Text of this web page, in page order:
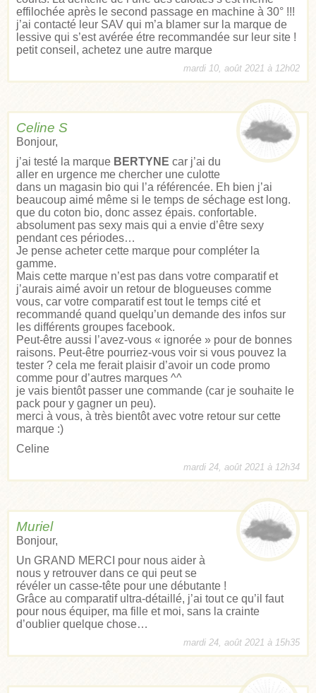
effilochée après le second passage en machine à 30° !!!
j’ai contacté leur SAV qui m’a blamer sur la marque de
lessive qui s’est avérée étre recommandée sur leur site !
petit conseil, achetez une autre marque
mardi 10, août 2021 à 12h02
Celine S
Bonjour,
j’ai testé la marque BERTYNE car j’ai du
aller en urgence me chercher une culotte
dans un magasin bio qui l’a référencée. Eh bien j’ai
beaucoup aimé même si le temps de séchage est long.
que du coton bio, donc assez épais. confortable.
absolument pas sexy mais qui a envie d’être sexy
pendant ces périodes…
Je pense acheter cette marque pour compléter la
gamme.
Mais cette marque n’est pas dans votre comparatif et
j’aurais aimé avoir un retour de blogueuses comme
vous, car votre comparatif est tout le temps cité et
recommandé quand quelqu’un demande des infos sur
les différents groupes facebook.
Peut-être aussi l’avez-vous « ignorée » pour de bonnes
raisons. Peut-être pourriez-vous voir si vous pouvez la
tester ? cela me ferait plaisir d’avoir un code promo
comme pour d’autres marques ^^
je vais bientôt passer une commande (car je souhaite le
pack pour y gagner un peu).
merci à vous, à très bientôt avec votre retour sur cette
marque :)
Celine
mardi 24, août 2021 à 12h34
Muriel
Bonjour,
Un GRAND MERCI pour nous aider à
nous y retrouver dans ce qui peut se
révéler un casse-tête pour une débutante !
Grâce au comparatif ultra-détaillé, j’ai tout ce qu’il faut
pour nous équiper, ma fille et moi, sans la crainte
d’oublier quelque chose…
mardi 24, août 2021 à 15h35